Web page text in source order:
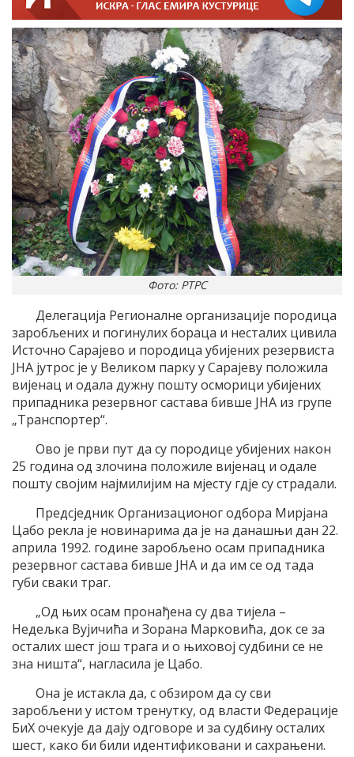
Фото: РТРС
Делегација Регионалне организације породица
заробљених и погинулих бораца и несталих цивила
Источно Сарајево и породица убијених резервиста
ЈНА јутрос је у Великом парку у Сарајеву положила
вијенац и одала дужну пошту осморици убијених
припадника резервног састава бивше ЈНА из групе
„Транспортер“.
Ово је први пут да су породице убијених након
25 година од злочина положиле вијенац и одале
пошту својим најмилијим на мјесту гдје су страдали.
Предсједник Организационог одбора Мирјана
Цабо рекла је новинарима да је на данашњи дан 22.
априла 1992. године заробљено осам припадника
резервног састава бивше ЈНА и да им се од тада
губи сваки траг.
„Од њих осам пронађена су два тијела –
Недељка Вујичића и Зорана Марковића, док се за
осталих шест још трага и о њиховој судбини се не
зна ништа“, нагласила је Цабо.
Она је истакла да, с обзиром да су сви
заробљени у истом тренутку, од власти Федерације
БиХ очекује да дају одговоре и за судбину осталих
шест, како би били идентификовани и сахрањени.